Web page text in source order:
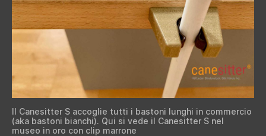
Il Canesitter S accoglie tutti i bastoni lunghi in commercio
(aka bastoni bianchi). Qui si vede il Canesitter S nel
museo in oro con clip marrone